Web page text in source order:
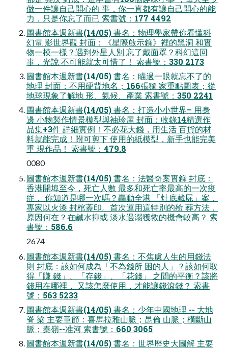
做一件讓自己開心的 事，你一直都有讓自己開心的能
力，只是你忘了而已 索書號：177 4492
圖書館本週新書(14/05) 書名：物理學家帶你看懂科
幻電 影世界觀 封面：《星際啟示錄》裡的黑洞 和實
物一模一樣？遇到外星人別 忘了戴面罩？科幻這回
事，光說 不可能就太可惜了！ 索書號：330 2173
圖書館本週新書(14/05) 書名：瞄過一眼就忘不了的
地理 封面：不用硬背地名；166張獨 家重點圖表；從
地球現象了解地 形、氣候、產業 索書號：350 2241
圖書館本週新書(14/05) 書名：打造小小世界– 用身
邊 小物製作情景模型與袖珍屋 封面：收錄14精選作
品集+3件 詳細實例！不必花大錢，用生活 百貨的材
料就能完成！附可剪下 使用的紙模型，新手也能完美
重 現作品！ 索書號：479.8
0080
圖書館本週新書(14/05) 書名：法醫奇案實錄 封底：
香港開埠至今，死亡人數 最多和死亡率最高的一次疫
症， 你知道是哪一次嗎？轟動全港 「灶底藏屍」案，
專家以火漆 封棺蓋印。首次運用這特別的殮 葬方法，
原因何在？在鹹水抑或 淡水遇溺獲救的機會較高？ 索
書號：586.6
2674
圖書館本週新書(14/05) 書名：不焦慮人生的用錢法
則 封底：該如何成為「不為錢所 困的人」？該如何取
得「賺 錢」、「存錢」、「花錢」 之間的平衡？該將
錢用在哪裡， 又該怎麼使用，才能讓錢滾錢？ 索書
號：563 5233
圖書館本週新書(14/05) 書名：少年中國地理 -- 大地
脊 梁 主要章節：喜馬拉雅山脈；昆倫 山脈；橫斷山
脈；秦嶺--准河 索書號：660 3065
圖書館本週新書(14/05) 書名：世界歷史大圖解 主要